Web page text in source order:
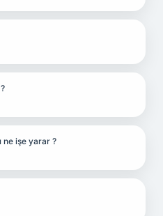
ne işe yarar ?